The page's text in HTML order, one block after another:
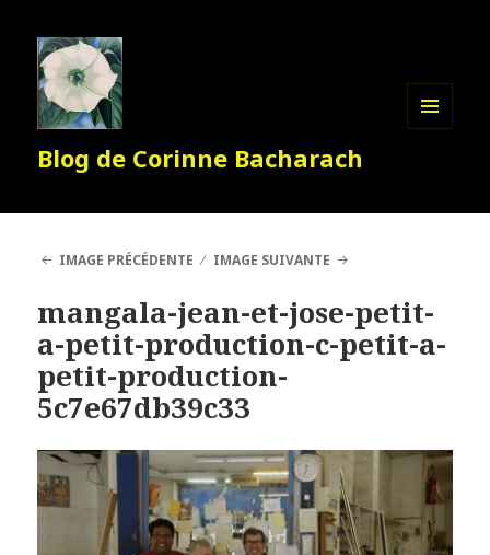
Blog de Corinne Bacharach
IMAGE PRÉCÉDENTE IMAGE SUIVANTE
mangala-jean-et-jose-petit-
a-petit-production-c-petit-a-
petit-production-
5c7e67db39c33